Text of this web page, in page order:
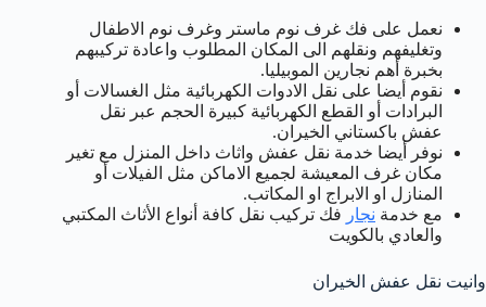
نعمل على فك غرف نوم ماستر وغرف نوم الاطفال
وتغليفهم ونقلهم الى المكان المطلوب واعادة تركيبهم
بخبرة أهم نجارين الموبيليا.
نقوم أيضا على نقل الادوات الكهربائية مثل الغسالات أو
البرادات أو القطع الكهربائية كبيرة الحجم عبر نقل
عفش باكستاني الخيران.
نوفر أيضا خدمة نقل عفش واثاث داخل المنزل مع تغير
مكان غرف المعيشة لجميع الاماكن مثل الفيلات أو
المنازل او الابراج او المكاتب.
مع خدمة نجار فك تركيب نقل كافة أنواع الأثاث المكتبي
والعادي بالكويت
وانيت نقل عفش الخيران